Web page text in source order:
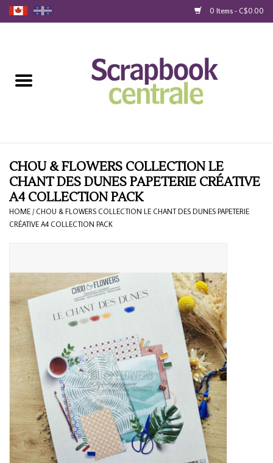
0 Items - C$0.00
Loyalty
Blog
Gift Cards
CHOU & FLOWERS COLLECTION LE
CHANT DES DUNES PAPETERIE CRÉATIVE
A4 COLLECTION PACK
HOME / CHOU & FLOWERS COLLECTION LE CHANT DES DUNES PAPETERIE
CRÉATIVE A4 COLLECTION PACK